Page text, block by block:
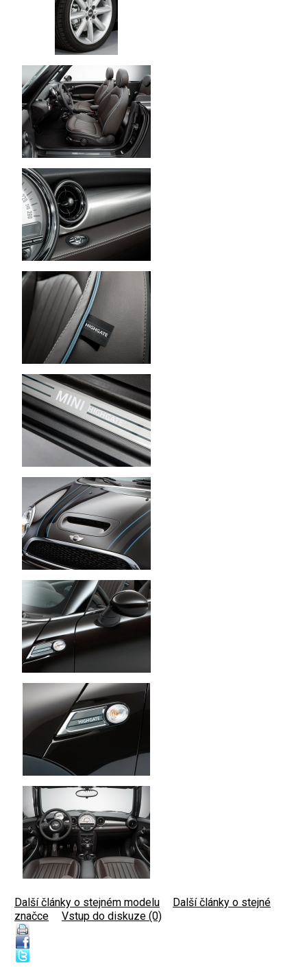
Další články o stejném modelu
Další články o stejné
značce
Vstup do diskuze (0)